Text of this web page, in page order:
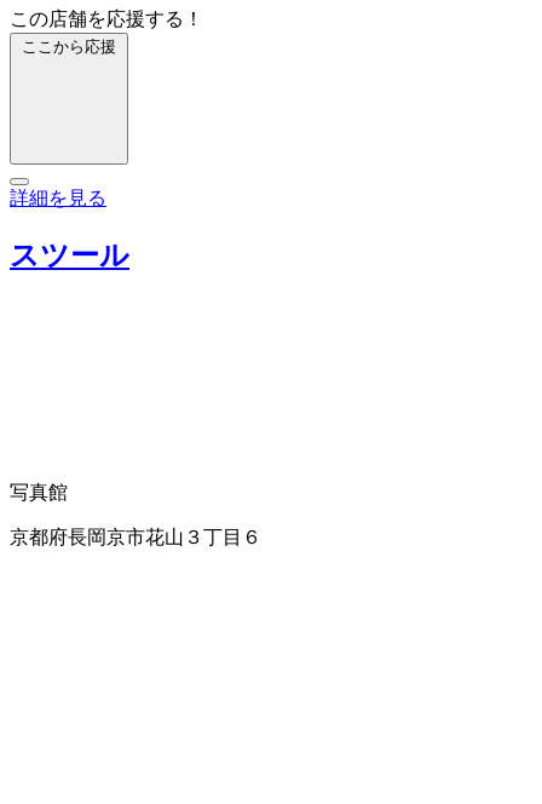
この店舗を応援する！
ここから応援
詳細を見る
スツール
写真館
京都府長岡京市花山３丁目６